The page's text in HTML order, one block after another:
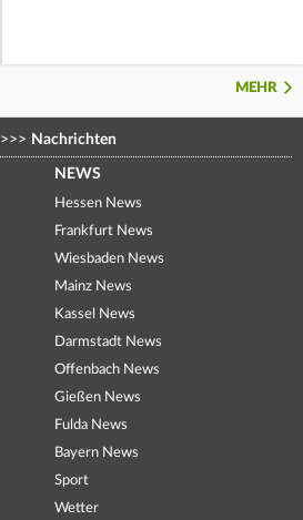
MEHR
>>> Nachrichten
NEWS
Hessen News
Frankfurt News
Wiesbaden News
Mainz News
Kassel News
Darmstadt News
Offenbach News
Gießen News
Fulda News
Bayern News
Sport
Wetter